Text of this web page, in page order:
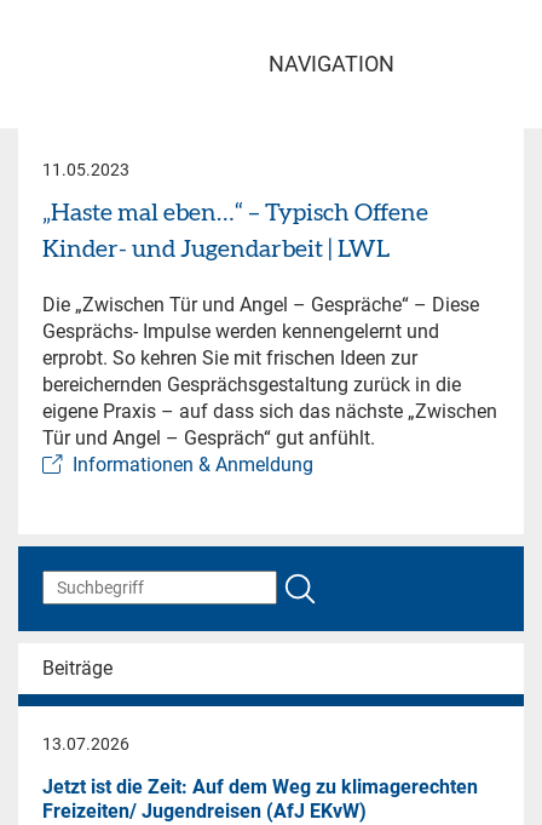
NAVIGATION
11.05.2023
„Haste mal eben…“ – Typisch Offene
Kinder- und Jugendarbeit | LWL
Die „Zwischen Tür und Angel – Gespräche“ – Diese
Gesprächs- Impulse werden kennengelernt und
erprobt. So kehren Sie mit frischen Ideen zur
bereichernden Gesprächsgestaltung zurück in die
eigene Praxis – auf dass sich das nächste „Zwischen
Tür und Angel – Gespräch“ gut anfühlt.
Informationen & Anmeldung
Beiträge
13.07.2026
Jetzt ist die Zeit: Auf dem Weg zu klimagerechten
Freizeiten/ Jugendreisen (AfJ EKvW)